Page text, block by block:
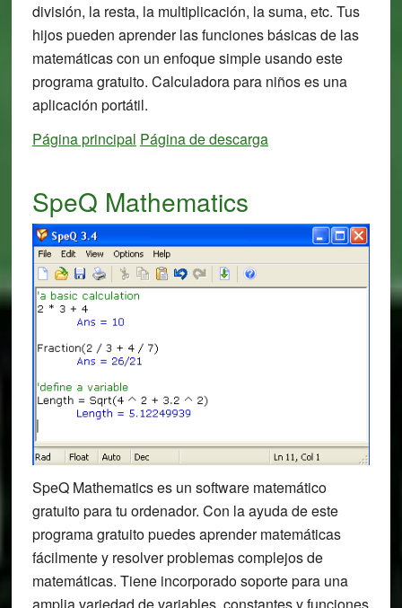
división, la resta, la multiplicación, la suma, etc. Tus
hijos pueden aprender las funciones básicas de las
matemáticas con un enfoque simple usando este
programa gratuito. Calculadora para niños es una
aplicación portátil.
Página principal Página de descarga
SpeQ Mathematics
SpeQ Mathematics es un software matemático
gratuito para tu ordenador. Con la ayuda de este
programa gratuito puedes aprender matemáticas
fácilmente y resolver problemas complejos de
matemáticas. Tiene incorporado soporte para una